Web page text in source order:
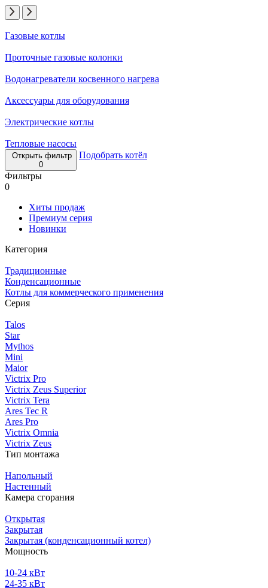
Газовые котлы
Проточные газовые колонки
Водонагреватели косвенного нагрева
Аксессуары для оборудования
Электрические котлы
Тепловые насосы
Открыть фильтр
0
Подобрать котёл
Фильтры
0
Хиты продаж
Премиум серия
Новинки
Категория
Традиционные
Конденсационные
Котлы для коммерческого применения
Серия
Talos
Star
Mythos
Mini
Maior
Victrix Pro
Victrix Zeus Superior
Victrix Tera
Ares Tec R
Ares Pro
Victrix Omnia
Victrix Zeus
Тип монтажа
Напольный
Настенный
Камера сгорания
Открытая
Закрытая
Закрытая (конденсационный котел)
Мощность
10-24 кВт
24-35 кВт